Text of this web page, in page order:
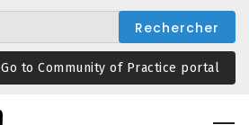
Go to Community of Practice portal